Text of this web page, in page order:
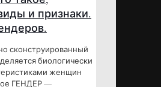
и признаки.
сконструированный
биологически
женщин
ГЕНДЕР —